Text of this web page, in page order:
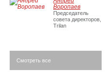
Воропаев
Председатель
совета директоров,
Trilan
Смотреть все